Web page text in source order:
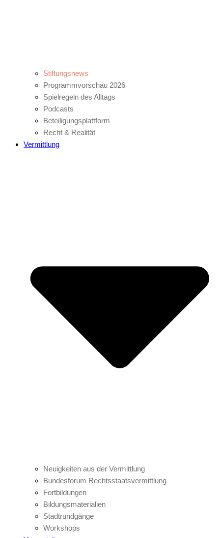
Stiftungsnews
Programmvorschau 2026
Spielregeln des Alltags
Podcasts
Beteiligungsplattform
Recht & Realität
Vermittlung
Neuigkeiten aus der Vermittlung
Bundesforum Rechtsstaatsvermittlung
Fortbildungen
Bildungsmaterialien
Stadtrundgänge
Workshops